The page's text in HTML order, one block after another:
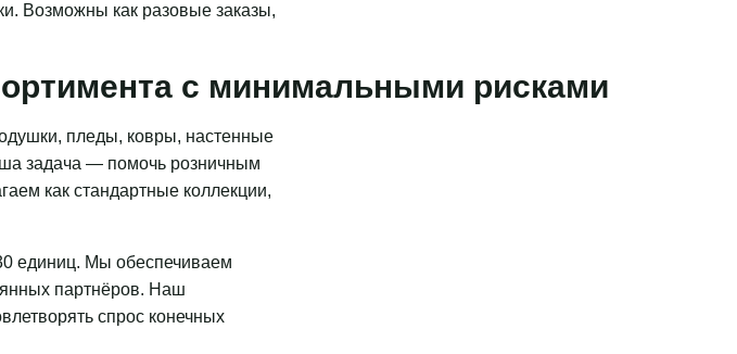
Возможны как разовые заказы,
с минимальными рисками
пледы, ковры, настенные
задача — помочь розничным
как стандартные коллекции,
единиц. Мы обеспечиваем
партнёров. Наш
спрос конечных